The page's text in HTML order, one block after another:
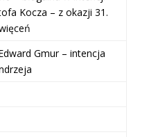
Kocza – z okazji 31.
Gmur – intencja